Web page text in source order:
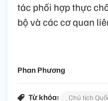
tác phối hợp thực
bộ và các cơ quan
Phan Phương
Từ khóa:
Chủ tịch